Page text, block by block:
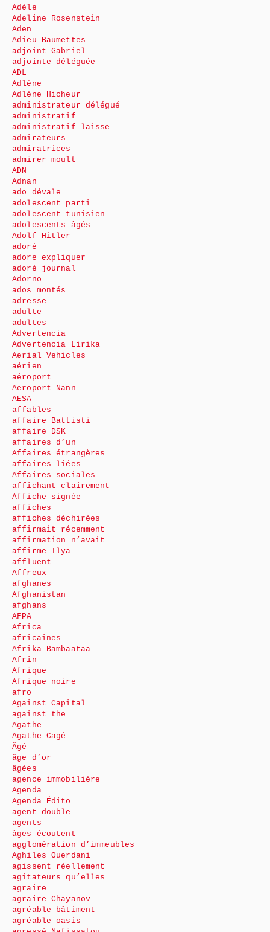
Adèle
Adeline Rosenstein
Aden
Adieu Baumettes
adjoint Gabriel
adjointe déléguée
ADL
Adlène
Adlène Hicheur
administrateur délégué
administratif
administratif laisse
admirateurs
admiratrices
admirer moult
ADN
Adnan
ado dévale
adolescent parti
adolescent tunisien
adolescents âgés
Adolf Hitler
adoré
adore expliquer
adoré journal
Adorno
ados montés
adresse
adulte
adultes
Advertencia
Advertencia Lirika
Aerial Vehicles
aérien
aéroport
Aeroport Nann
AESA
affables
affaire Battisti
affaire DSK
affaires d’un
Affaires étrangères
affaires liées
Affaires sociales
affichant clairement
Affiche signée
affiches
affiches déchirées
affirmait récemment
affirmation n’avait
affirme Ilya
affluent
Affreux
afghanes
Afghanistan
afghans
AFPA
Africa
africaines
Afrika Bambaataa
Afrin
Afrique
Afrique noire
afro
Against Capital
against the
Agathe
Agathe Cagé
Âgé
âge d’or
âgées
agence immobilière
Agenda
Agenda Édito
agent double
agents
âges écoutent
agglomération d’immeubles
Aghiles Ouerdani
agissent réellement
agitateurs qu’elles
agraire
agraire Chayanov
agréable bâtiment
agréable oasis